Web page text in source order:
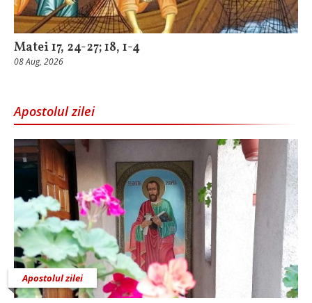
Matei 17, 24-27; 18, 1-4
08 Aug, 2026
Apostolul zilei
Apostolul zilei